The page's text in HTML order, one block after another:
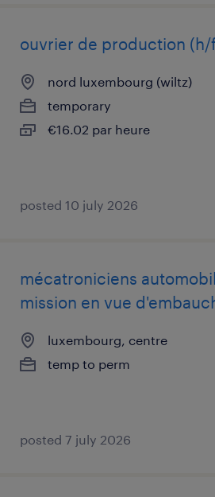
ouvrier de production (h/
nord luxembourg (wiltz)
temporary
€16.02 par heure
posted 10 july 2026
mécatroniciens
mission en vue
luxembourg, centre
temp to perm
posted 7 july 2026